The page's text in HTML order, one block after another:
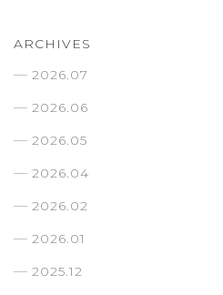
ARCHIVES
2026.07
2026.06
2026.05
2026.04
2026.02
2026.01
2025.12